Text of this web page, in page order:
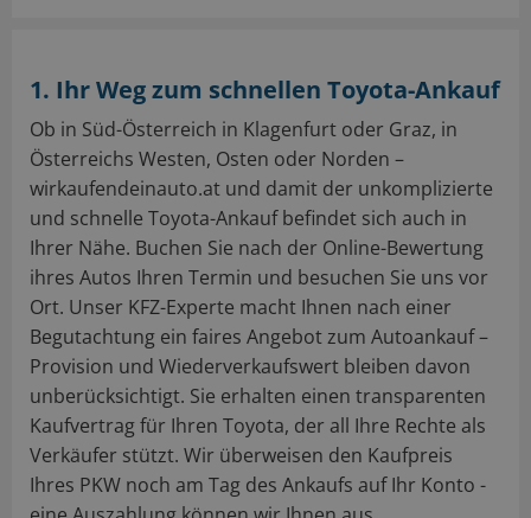
1. Ihr Weg zum schnellen Toyota-Ankauf
Ob in Süd-Österreich in Klagenfurt oder Graz, in
Österreichs Westen, Osten oder Norden –
wirkaufendeinauto.at und damit der unkomplizierte
und schnelle Toyota-Ankauf befindet sich auch in
Ihrer Nähe. Buchen Sie nach der Online-Bewertung
ihres Autos Ihren Termin und besuchen Sie uns vor
Ort. Unser KFZ-Experte macht Ihnen nach einer
Begutachtung ein faires Angebot zum Autoankauf –
Provision und Wiederverkaufswert bleiben davon
unberücksichtigt. Sie erhalten einen transparenten
Kaufvertrag für Ihren Toyota, der all Ihre Rechte als
Verkäufer stützt. Wir überweisen den Kaufpreis
Ihres PKW noch am Tag des Ankaufs auf Ihr Konto -